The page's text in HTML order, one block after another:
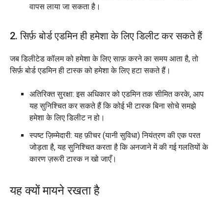
वापस लाया जा सकता है।
2. सिर्फ़ बोर्ड एडमिन ही हमेशा के लिए डिलीट कर सकते हैं
जब डिलीटेड कॉलम को हमेशा के लिए साफ़ करने का समय आता है, तो
सिर्फ़ बोर्ड एडमिन ही टास्क को हमेशा के लिए हटा सकते हैं।
अतिरिक्त सुरक्षा: इस अधिकार को एडमिन तक सीमित करके, आप
यह सुनिश्चित कर सकते हैं कि कोई भी टास्क बिना सोचे समझे
हमेशा के लिए डिलीट न हो।
स्पष्ट ज़िम्मेदारी: यह फ़ीचर (यानी सुविधा) नियंत्रण की एक परत
जोड़ता है, यह सुनिश्चित करता है कि अनजाने में की गई गलतियों के
कारण ज़रूरी टास्क न खो जाएँ।
यह क्यों मायने रखता है